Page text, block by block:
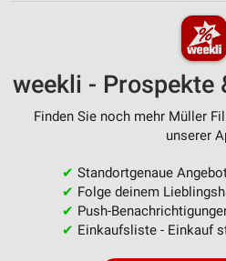
weekli - Prospekte
Finden Sie noch mehr Müller
unserer
✔ Standortgenaue
✔ Folge deinem
✔ Push-
✔ Einkaufsliste - Einkauf